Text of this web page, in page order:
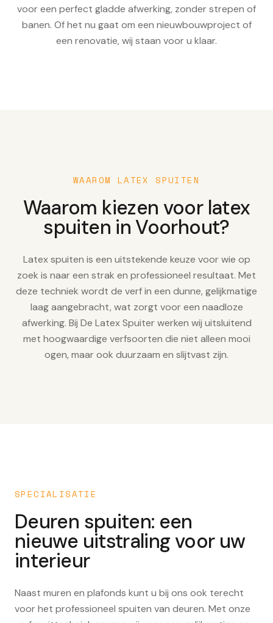
voor een perfect gladde afwerking, zonder strepen of
banen. Of het nu gaat om een nieuwbouwproject of
een renovatie, wij staan voor u klaar.
WAAROM LATEX SPUITEN
Waarom kiezen voor latex
spuiten in Voorhout?
Latex spuiten is een uitstekende keuze voor wie op
zoek is naar een strak en professioneel resultaat. Met
deze techniek wordt de verf in een dunne, gelijkmatige
laag aangebracht, wat zorgt voor een naadloze
afwerking. Bij De Latex Spuiter werken wij uitsluitend
met hoogwaardige verfsoorten die niet alleen mooi
ogen, maar ook duurzaam en slijtvast zijn.
SPECIALISATIE
Deuren spuiten: een
nieuwe uitstraling voor uw
interieur
Naast muren en plafonds kunt u bij ons ook terecht
voor het professioneel spuiten van deuren. Met onze